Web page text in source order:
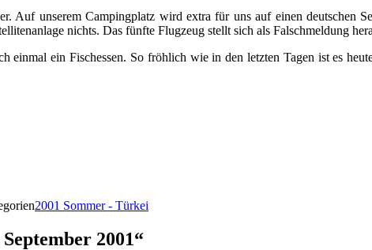
Auf unserem Campingplatz wird extra für uns auf einen deutschen
nichts. Das fünfte Flugzeug stellt sich als Falschmeldung
einmal ein Fischessen. So fröhlich wie in den letzten Tagen ist es
2001 Sommer - Türkei
2001“